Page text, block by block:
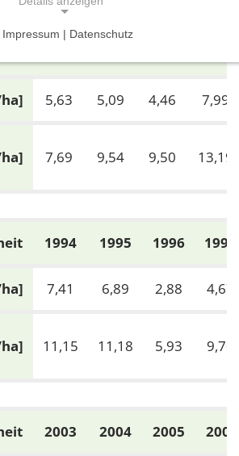
5,63 5,09 4,46 7,99
7,69 9,54 9,50 13,19
1994 1995 1996 1997
7,41 6,89 2,88 4,67
11,15 11,18 5,93 9,70
2003 2004 2005 2006
sind für die einwandfreie Funktion
Cookie
speichert die ausgewählten
Medien Cookies gesetzt.
Impressum | Datenschutz